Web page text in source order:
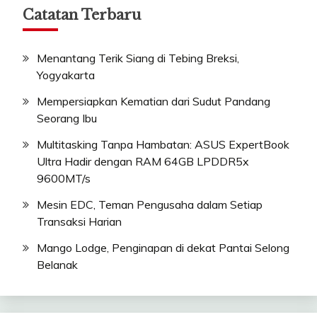
Catatan Terbaru
Menantang Terik Siang di Tebing Breksi,
Yogyakarta
Mempersiapkan Kematian dari Sudut Pandang
Seorang Ibu
Multitasking Tanpa Hambatan: ASUS ExpertBook
Ultra Hadir dengan RAM 64GB LPDDR5x
9600MT/s
Mesin EDC, Teman Pengusaha dalam Setiap
Transaksi Harian
Mango Lodge, Penginapan di dekat Pantai Selong
Belanak